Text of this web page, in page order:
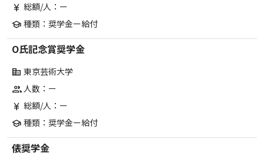
currency_yen 総額/人：ー
school 種類：奨学金ー給付
O氏記念賞奨学金
corporate_fare 東京芸術大学
group人数：ー
currency_yen 総額/人：ー
school 種類：奨学金ー給付
俵奨学金